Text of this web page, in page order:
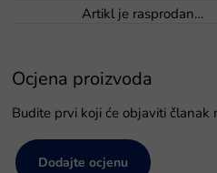
Artikl je rasprodan…
Ocjena proizvoda
Budite prvi koji će objaviti članak
Dodajte ocjenu